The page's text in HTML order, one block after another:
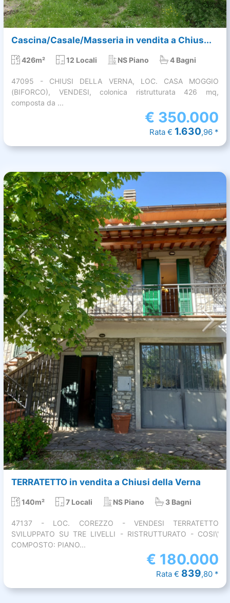
Cascina/Casale/Masseria in vendita a Chius...
426m² 12 Locali NS Piano 4 Bagni
47095 - CHIUSI DELLA VERNA, LOC. CASA MOGGIO
(BIFORCO), VENDESI, colonica ristrutturata 426 mq,
composta da ...
€ 350.000
Rata € 1.630,96 *
TERRATETTO in vendita a Chiusi della Verna
140m² 7 Locali NS Piano 3 Bagni
47137 - LOC. COREZZO - VENDESI TERRATETTO
SVILUPPATO SU TRE LIVELLI - RISTRUTTURATO - COSI\'
COMPOSTO: PIANO...
€ 180.000
Rata € 839,80 *